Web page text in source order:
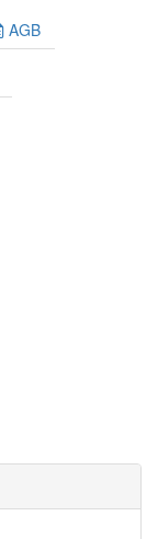
AGB